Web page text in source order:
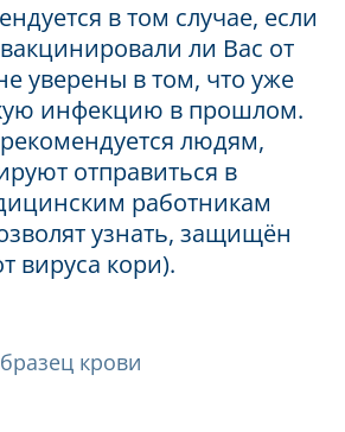
в том случае, если
ли Вас от
уверены в том, что уже
инфекцию в прошлом.
людям,
отправиться в
работникам
узнать, защищён
вируса кори).
крови